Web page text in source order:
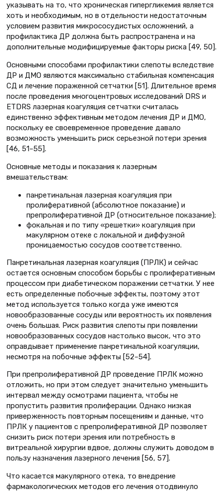
указывать на то, что хроническая гипергликемия является
хоть и необходимым, но в отдельности недостаточным
условием развития микрососудистых осложнений, а
профилактика ДР должна быть распространена и на
дополнительные модифицируемые факторы риска [49, 50].
Основными способами профилактики слепоты вследствие
ДР и ДМО являются максимально стабильная компенсация
СД и лечение пораженной сетчатки [51]. Длительное время
после проведения многоцентровых исследований DRS и
ETDRS лазерная коагуляция сетчатки считалась
единственно эффективным методом лечения ДР и ДМО,
поскольку ее своевременное проведение давало
возможность уменьшить риск серьезной потери зрения
[46, 51–55].
Основные методы и показания к лазерным
вмешательствам:
панретинальная лазерная коагуляция при
пролиферативной (абсолютное показание) и
препролиферативной ДР (относительное показание);
фокальная и по типу «решетки» коагуляция при
макулярном отеке с локальной и диффузной
проницаемостью сосудов соответственно.
Панретинальная лазерная коагуляция (ПРЛК) и сейчас
остается основным способом борьбы с пролиферативным
процессом при диабетическом поражении сетчатки. У нее
есть определенные побочные эффекты, поэтому этот
метод используется только когда уже имеются
новообразованные сосуды или вероятность их появления
очень большая. Риск развития слепоты при появлении
новообразованных сосудов настолько высок, что это
оправдывает применение панретинальной коагуляции,
несмотря на побочные эффекты [52–54].
При препролиферативной ДР проведение ПРЛК можно
отложить, но при этом следует значительно уменьшить
интервал между осмотрами пациента, чтобы не
пропустить развития пролиферации. Однако низкая
приверженность повторным посещениям и данные, что
ПРЛК у пациентов с препролиферативной ДР позволяет
снизить риск потери зрения или потребность в
витреальной хирургии вдвое, должны служить доводом в
пользу назначения лазерного лечения [56, 57].
Что касается макулярного отека, то внедрение
фармакологических методов его лечения отодвинуло